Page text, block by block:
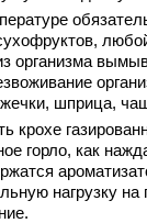
организма
шприца,
крохе
горло, как
нагрузку на